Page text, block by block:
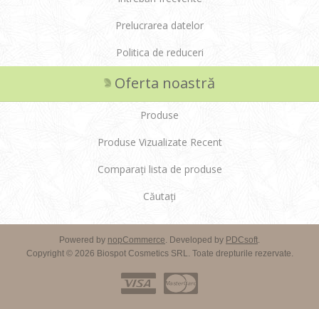
Prelucrarea datelor
Politica de reduceri
Oferta noastră
Produse
Produse Vizualizate Recent
Comparați lista de produse
Căutați
Powered by nopCommerce. Developed by PDCsoft.
Copyright © 2026 Biospot Cosmetics SRL. Toate drepturile rezervate.